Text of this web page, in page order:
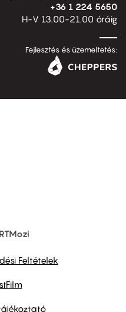
+36 1 224 5650
H-V 13.00-21.00 óráig
Fejlesztés és üzemeltetés:
Feltételek